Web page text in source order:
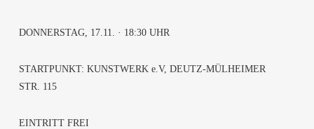
DON­NERS­TAG, 17.11. · 18:30 UHR
START­PUNKT: KUNST­WERK e.V, DEUTZ-MÜL­HEI­MER
STR. 115
EIN­TRITT FREI